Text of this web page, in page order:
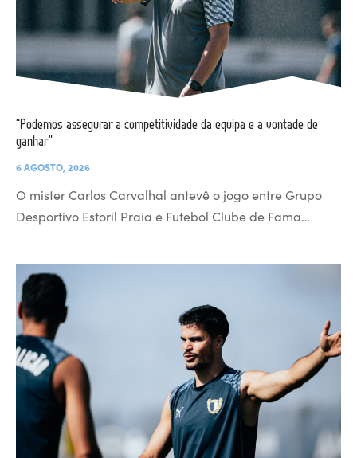
“Podemos assegurar a competitividade da equipa e a vontade de
ganhar”
6 AGOSTO, 2026
O mister Carlos Carvalhal antevê o jogo entre Grupo
Desportivo Estoril Praia e Futebol Clube de Fama…